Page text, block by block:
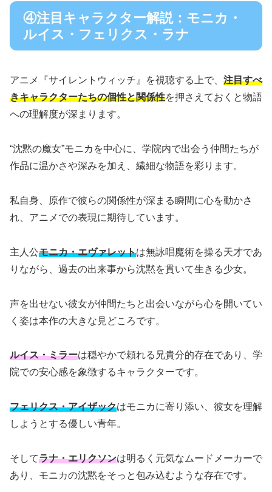
④注目キャラクター解説：モニカ・
ルイス・フェリクス・ラナ
アニメ『サイレントウィッチ』を視聴する上で、 注目すべ
きキャラクターたちの個性と関係性を押さえておくと物語
への理解度が深まります。
“沈黙の魔女”モニカを中心に、学院内で出会う仲間たちが
作品に温かさや深みを加え、繊細な物語を彩ります。
私自身、原作で彼らの関係性が深まる瞬間に心を動かさ
れ、アニメでの表現に期待しています。
主人公モニカ・エヴァレットは無詠唱魔術を操る天才であ
りながら、過去の出来事から沈黙を貫いて生きる少女。
声を出せない彼女が仲間たちと出会いながら心を開いてい
く姿は本作の大きな見どころです。
ルイス・ミラーは穏やかで頼れる兄貴分的存在であり、学
院での安心感を象徴するキャラクターです。
フェリクス・アイザックはモニカに寄り添い、彼女を理解
しようとする優しい青年。
そしてラナ・エリクソンは明るく元気なムードメーカーで
あり、モニカの沈黙をそっと包み込むような存在です。